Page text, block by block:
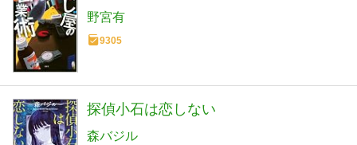
野宮有
9305
探偵小石は恋しない
森バジル